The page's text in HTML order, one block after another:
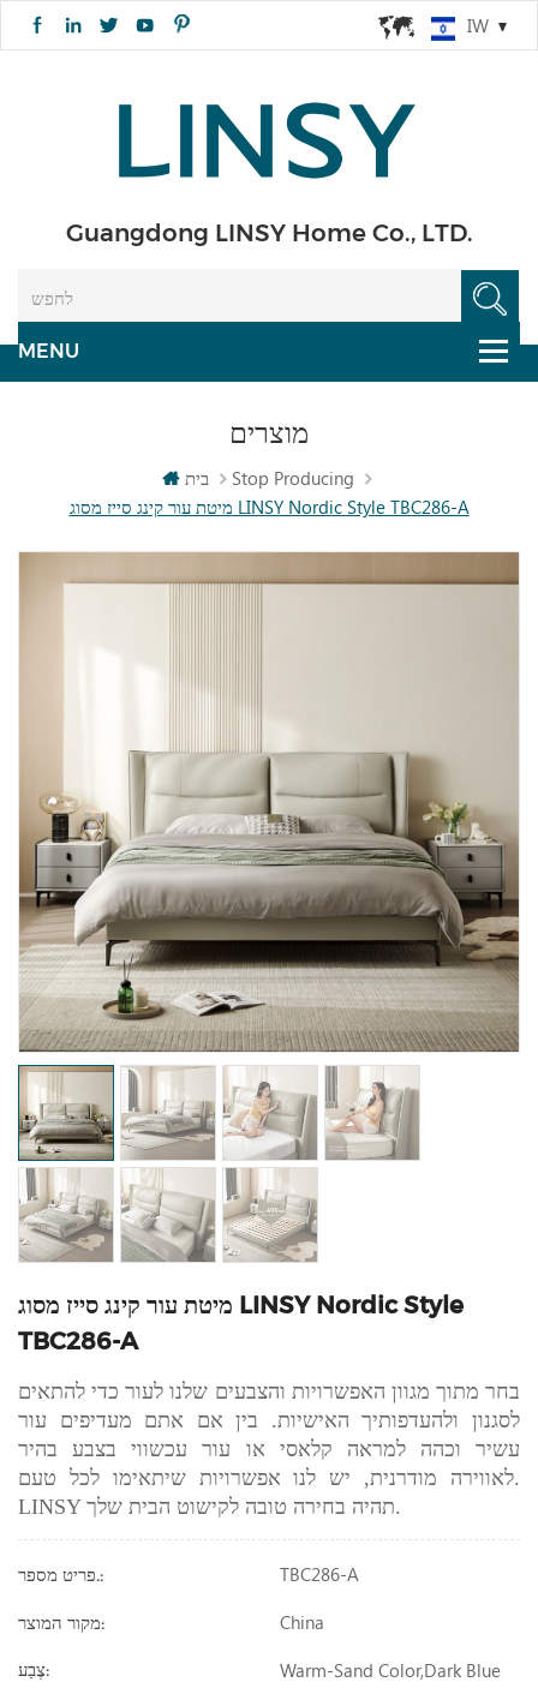
IW
Guangdong LINSY Home Co., LTD.
מוצרים
בית
Stop Producing
מיטת עור קינג סייז מסוג LINSY Nordic Style TBC286-A
מיטת עור קינג סייז מסוג LINSY Nordic Style
TBC286-A
בחר מתוך מגוון האפשרויות והצבעים שלנו לעור כדי להתאים
לסגנון ולהעדפותיך האישיות. בין אם אתם מעדיפים עור
עשיר וכהה למראה קלאסי או עור עכשווי בצבע בהיר
לאווירה מודרנית, יש לנו אפשרויות שיתאימו לכל טעם.
LINSY תהיה בחירה טובה לקישוט הבית שלך.
פריט מספר.: TBC286-A
מקור המוצר: China
צֶבַע: Warm-Sand Color,dark Blue